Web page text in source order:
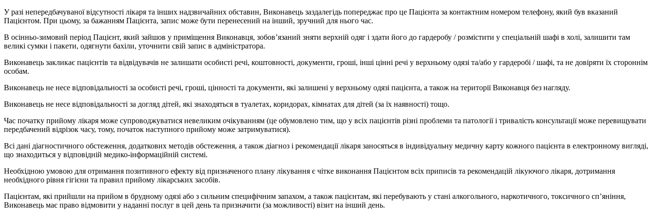
У разі непередбачуваної відсутності лікаря та інших надзвичайних обставин, Виконавець заздалегідь попереджає про це Пацієнта за контактним номером телефону, який був вказаний
Пацієнтом. При цьому, за бажанням Пацієнта, запис може бути перенесений на інший, зручний для нього час.
В осінньо-зимовий період Пацієнт, який зайшов у приміщення Виконавця, зобов’язаний зняти верхній одяг і здати його до гардеробу / розмістити у спеціальній шафі в холі, залишити там
великі сумки і пакети, одягнути бахіли, уточнити свій запис в адміністратора.
Виконавець закликає пацієнтів та відвідувачів не залишати особисті речі, коштовності, документи, гроші, інші цінні речі у верхньому одязі та/або у гардеробі / шафі, та не довіряти їх стороннім
особам.
Виконавець не несе відповідальності за особисті речі, гроші, цінності та документи, які залишені у верхньому одязі пацієнта, а також на території Виконавця без нагляду.
Виконавець не несе відповідальності за догляд дітей, які знаходяться в туалетах, коридорах, кімнатах для дітей (за їх наявності) тощо.
Час початку прийому лікаря може супроводжуватися невеликим очікуванням (це обумовлено тим, що у всіх пацієнтів різні проблеми та патології і тривалість консультації може перевищувати
передбачений відрізок часу, тому, початок наступного прийому може затримуватися).
Всі дані діагностичного обстеження, додаткових методів обстеження, а також діагноз і рекомендації лікаря заносяться в індивідуальну медичну карту кожного пацієнта в електронному вигляді,
що знаходиться у відповідній медико-інформаційній системі.
Необхідною умовою для отримання позитивного ефекту від призначеного плану лікування є чітке виконання Пацієнтом всіх приписів та рекомендацій лікуючого лікаря, дотримання
необхідного рівня гігієни та правил прийому лікарських засобів.
Пацієнтам, які прийшли на прийом в брудному одязі або з сильним специфічним запахом, а також пацієнтам, які перебувають у стані алкогольного, наркотичного, токсичного сп’яніння,
Виконавець має право відмовити у наданні послуг в цей день та призначити (за можливості) візит на інший день.